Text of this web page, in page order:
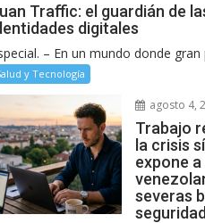
Traffic: el guardián de
digitales
– En un mundo donde gran
y Tecnología
agosto 4,
Trabajo
la crisis
expone
severas
seguridad